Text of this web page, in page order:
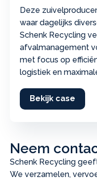
Deze
waar dagelijks
Schenk Recycling
afvalmanagement
met focus op
logistiek en
Bekijk case
Neem
Schenk Recycling
We verzamelen,